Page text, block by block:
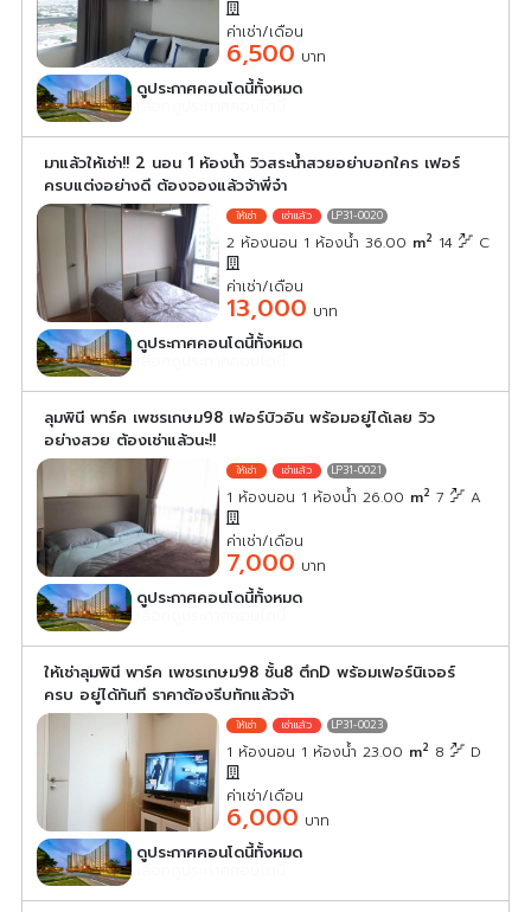
ค่าเช่า/เดือน
6,500 บาท
ดูประกาศคอนโดนี้ทั้งหมด
เลือกดูประกาศคอนโดนี้
มาแล้วให้เช่า!! 2 นอน 1 ห้องน้ำ วิวสระน้ำสวยอย่าบอกใคร เฟอร์
ครบแต่งอย่างดี ต้องจองแล้วจ้าพี่จ๋า
LP31-0020
2 ห้องนอน 1 ห้องน้ำ 36.00 m2 14 C
ค่าเช่า/เดือน
13,000 บาท
ดูประกาศคอนโดนี้ทั้งหมด
เลือกดูประกาศคอนโดนี้
ลุมพินี พาร์ค เพชรเกษม98 เฟอร์บิวอิน พร้อมอยู่ได้เลย วิว
อย่างสวย ต้องเช่าแล้วนะ!!
LP31-0021
1 ห้องนอน 1 ห้องน้ำ 26.00 m2 7 A
ค่าเช่า/เดือน
7,000 บาท
ดูประกาศคอนโดนี้ทั้งหมด
เลือกดูประกาศคอนโดนี้
ให้เช่าลุมพินี พาร์ค เพชรเกษม98 ชั้น8 ตึกD พร้อมเฟอร์นิเจอร์
ครบ อยู่ได้ทันที ราคาต้องรีบทักแล้วจ้า
LP31-0023
1 ห้องนอน 1 ห้องน้ำ 23.00 m2 8 D
ค่าเช่า/เดือน
6,000 บาท
ดูประกาศคอนโดนี้ทั้งหมด
เลือกดูประกาศคอนโดนี้